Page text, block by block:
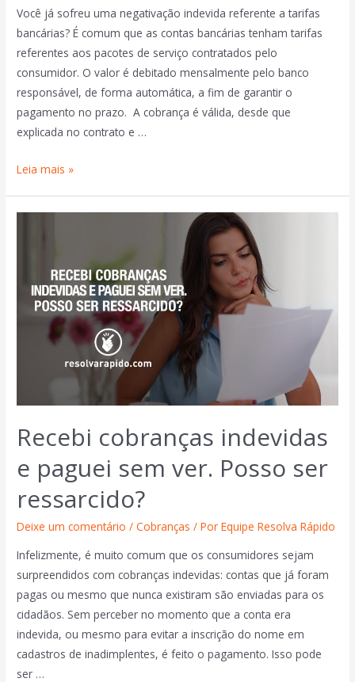
Você já sofreu uma negativação indevida referente a tarifas
bancárias? É comum que as contas bancárias tenham tarifas
referentes aos pacotes de serviço contratados pelo
consumidor. O valor é debitado mensalmente pelo banco
responsável, de forma automática, a fim de garantir o
pagamento no prazo. A cobrança é válida, desde que
explicada no contrato e …
Leia mais »
Recebi cobranças indevidas
e paguei sem ver. Posso ser
ressarcido?
Deixe um comentário /Cobranças / PorEquipe Resolva Rápido
Infelizmente, é muito comum que os consumidores sejam
surpreendidos com cobranças indevidas: contas que já foram
pagas ou mesmo que nunca existiram são enviadas para os
cidadãos. Sem perceber no momento que a conta era
indevida, ou mesmo para evitar a inscrição do nome em
cadastros de inadimplentes, é feito o pagamento. Isso pode
ser …